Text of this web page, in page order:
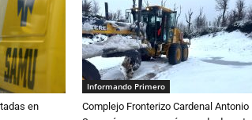
en
Informando Primero
Complejo Fronterizo Cardenal Antonio